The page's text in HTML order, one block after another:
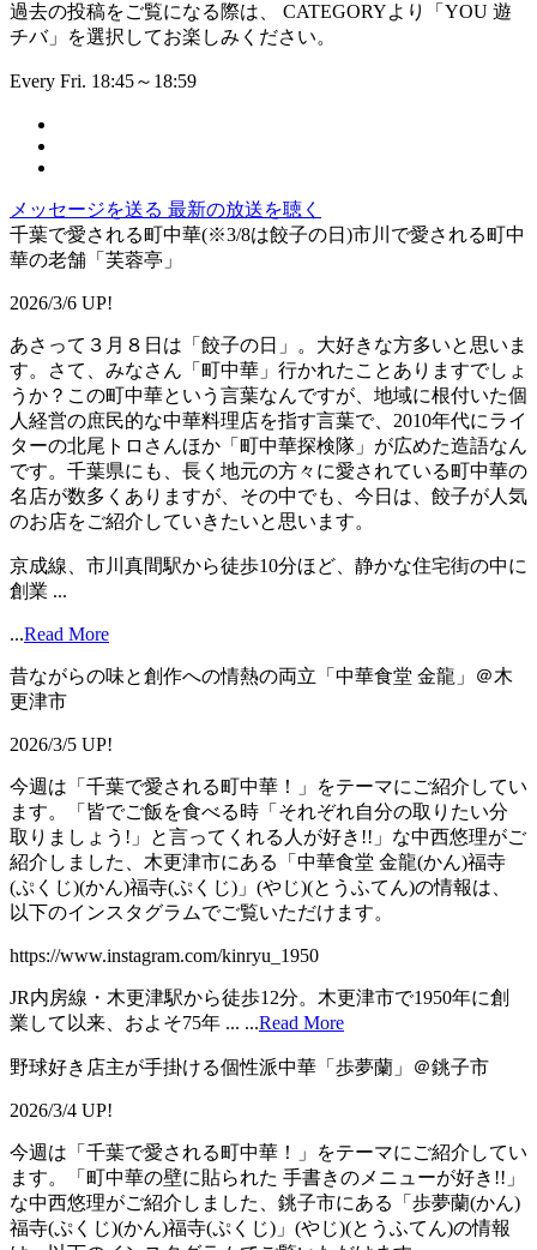
過去の投稿をご覧になる際は、 CATEGORYより「YOU 遊
チバ」を選択してお楽しみください。
Every Fri. 18:45～18:59
メッセージを送る 最新の放送を聴く
千葉で愛される町中華(※3/8は餃子の日)市川で愛される町中
華の老舗「芙蓉亭」
2026/3/6 UP!
あさって３月８日は「餃子の日」。大好きな方多いと思いま
す。さて、みなさん「町中華」行かれたことありますでしょ
うか？この町中華という言葉なんですが、地域に根付いた個
人経営の庶民的な中華料理店を指す言葉で、2010年代にライ
ターの北尾トロさんほか「町中華探検隊」が広めた造語なん
です。千葉県にも、長く地元の方々に愛されている町中華の
名店が数多くありますが、その中でも、今日は、餃子が人気
のお店をご紹介していきたいと思います。
京成線、市川真間駅から徒歩10分ほど、静かな住宅街の中に
創業 ...
...Read More
昔ながらの味と創作への情熱の両立「中華食堂 金龍」＠木
更津市
2026/3/5 UP!
今週は「千葉で愛される町中華！」をテーマにご紹介してい
ます。「皆でご飯を食べる時「それぞれ自分の取りたい分
取りましょう!」と言ってくれる人が好き!!」な中西悠理がご
紹介しました、木更津市にある「中華食堂 金龍(かん)福寺
(ぷくじ)(かん)福寺(ぷくじ)」(やじ)(とうふてん)の情報は、
以下のインスタグラムでご覧いただけます。
https://www.instagram.com/kinryu_1950
JR内房線・木更津駅から徒歩12分。木更津市で1950年に創
業して以来、およそ75年 ... ...Read More
野球好き店主が手掛ける個性派中華「歩夢蘭」＠銚子市
2026/3/4 UP!
今週は「千葉で愛される町中華！」をテーマにご紹介してい
ます。「町中華の壁に貼られた 手書きのメニューが好き!!」
な中西悠理がご紹介しました、銚子市にある「歩夢蘭(かん)
福寺(ぷくじ)(かん)福寺(ぷくじ)」(やじ)(とうふてん)の情報